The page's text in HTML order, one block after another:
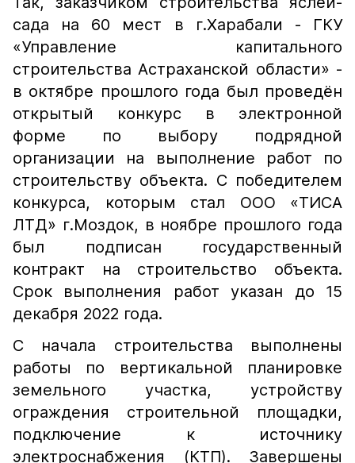
сада на 60 мест в г.Харабали - ГКУ
«Управление капитального
строительства Астраханской области» -
в октябре прошлого года был проведён
открытый конкурс в электронной
форме по выбору подрядной
организации на выполнение работ по
строительству объекта. С победителем
конкурса, которым стал ООО «ТИСА
ЛТД» г.Моздок, в ноябре прошлого года
был подписан государственный
контракт на строительство объекта.
Срок выполнения работ указан до 15
декабря 2022 года.
С начала строительства выполнены
работы по вертикальной планировке
земельного участка, устройству
ограждения строительной площадки,
подключение к источнику
электроснабжения (КТП). Завершены